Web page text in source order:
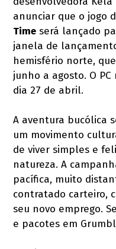
anunciar que o jogo
Time será lançado
janela de
hemisfério norte,
junho a agosto. O
dia 27 de abril.
A aventura bucólica
um movimento
de viver simples e
natureza. A
pacífica, muito
contratado carteiro,
seu novo emprego.
e pacotes em